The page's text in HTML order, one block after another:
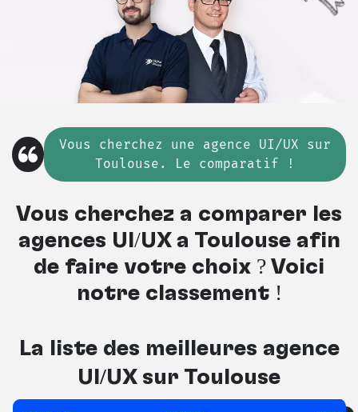
Vous cherchez une agence UI/UX sur
Toulouse. Le comparatif !
Vous cherchez à comparer les
agences UI/UX à Toulouse afin
de faire votre choix ? Voici
notre classement !
La liste des meilleures agence
UI/UX sur Toulouse